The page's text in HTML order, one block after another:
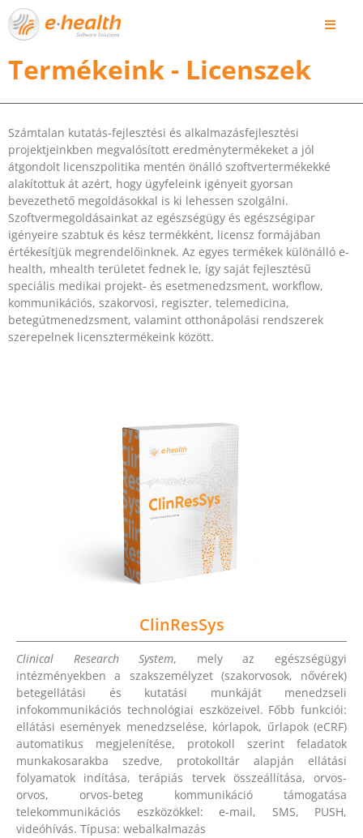
Termékeink - Licenszek
Számtalan kutatás-fejlesztési és alkalmazásfejlesztési
projektjeinkben megvalósított eredménytermékeket a jól
átgondolt licenszpolitika mentén önálló szoftvertermékekké
alakítottuk át azért, hogy ügyfeleink igényeit gyorsan
bevezethető megoldásokkal is ki lehessen szolgálni.
Szoftvermegoldásainkat az egészségügy és egészségipar
igényeire szabtuk és kész termékként, licensz formájában
értékesítjük megrendelőinknek. Az egyes termékek különálló e-
health, mhealth területet fednek le, így saját fejlesztésű
speciális medikai projekt- és esetmenedzsment, workflow,
kommunikációs, szakorvosi, regiszter, telemedicina,
betegútmenedzsment, valamint otthonápolási rendszerek
szerepelnek licensztermékeink között.
ClinResSys
Clinical Research System, mely az egészségügyi
intézményekben a szakszemélyzet (szakorvosok, nővérek)
betegellátási és kutatási munkáját menedzseli
infokommunikációs technológiai eszközeivel. Főbb funkciói:
ellátási események menedzselése, kórlapok, űrlapok (eCRF)
automatikus megjelenítése, protokoll szerint feladatok
munkakosarakba szedve, protokolltár alapján ellátási
folyamatok indítása, terápiás tervek összeállítása, orvos-
orvos, orvos-beteg kommunikáció támogatása
telekommunikációs eszközökkel: e-mail, SMS, PUSH,
videóhívás. Típusa: webalkalmazás